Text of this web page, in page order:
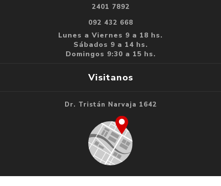
2401 7892
092 432 668
Lunes a Viernes 9 a 18 hs.
Sábados 9 a 14 hs.
Domingos 9:30 a 15 hs.
Visitanos
Dr. Tristán Narvaja 1642